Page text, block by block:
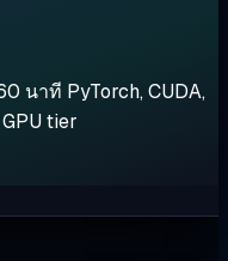
นาที PyTorch, CUDA,
tier